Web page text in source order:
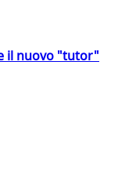
il nuovo "tutor"